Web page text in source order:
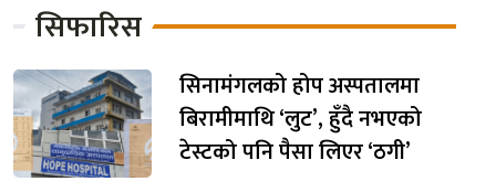
सिफारिस
सिनामंगलको होप अस्पतालमा
बिरामीमाथि ‘लुट’, हुँदै नभएको
टेस्टको पनि पैसा लिएर ‘ठगी’